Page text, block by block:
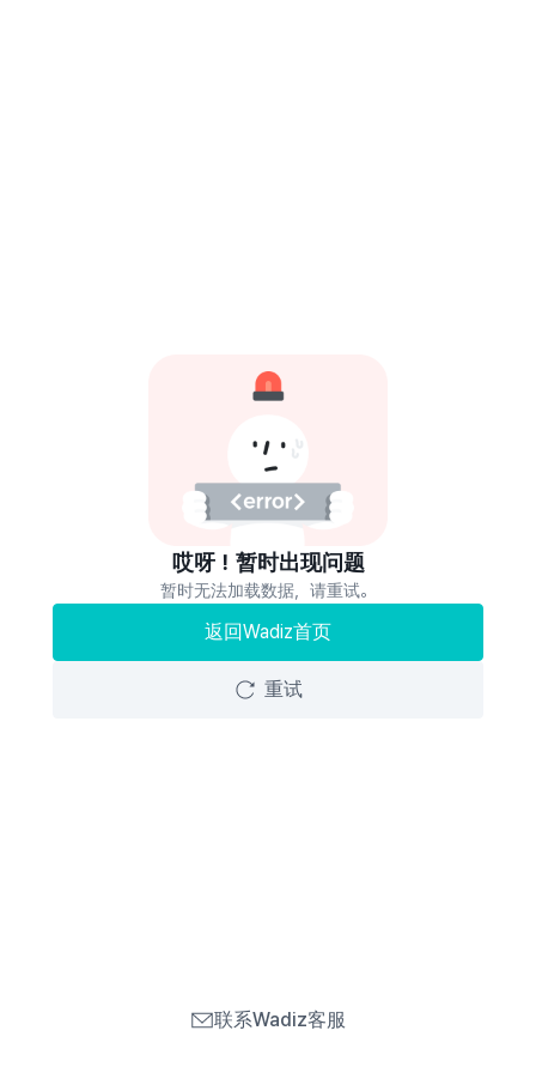
哎呀！暂时出现问题
暂时无法加载数据，请重试。
返回Wadiz首页
重试
联系Wadiz客服